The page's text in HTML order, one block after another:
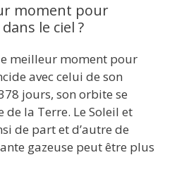
moment pour
le ciel ?
meilleur moment pour
avec celui de son
jours, son orbite se
de la Terre. Le Soleil et
de part et d’autre de
gazeuse peut être plus